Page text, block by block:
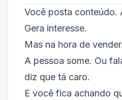
Você posta conteúdo.
Gera interesse.
Mas na hora de
A pessoa some. Ou
diz que tá caro.
E você fica achando